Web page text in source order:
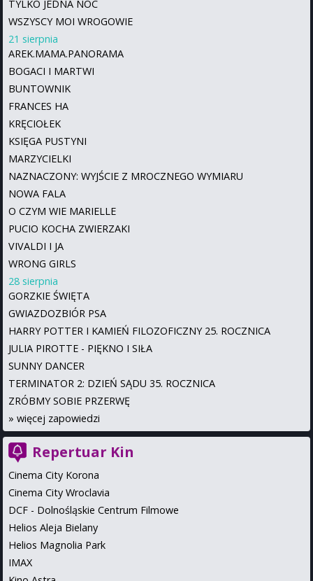
TYLKO JEDNA NOC
WSZYSCY MOI WROGOWIE
21 sierpnia
AREK.MAMA.PANORAMA
BOGACI I MARTWI
BUNTOWNIK
FRANCES HA
KRĘCIOŁEK
KSIĘGA PUSTYNI
MARZYCIELKI
NAZNACZONY: WYJŚCIE Z MROCZNEGO WYMIARU
NOWA FALA
O CZYM WIE MARIELLE
PUCIO KOCHA ZWIERZAKI
VIVALDI I JA
WRONG GIRLS
28 sierpnia
GORZKIE ŚWIĘTA
GWIAZDOZBIÓR PSA
HARRY POTTER I KAMIEŃ FILOZOFICZNY 25. ROCZNICA
JULIA PIROTTE - PIĘKNO I SIŁA
SUNNY DANCER
TERMINATOR 2: DZIEŃ SĄDU 35. ROCZNICA
ZRÓBMY SOBIE PRZERWĘ
» więcej zapowiedzi
Repertuar Kin
Cinema City Korona
Cinema City Wroclavia
DCF - Dolnośląskie Centrum Filmowe
Helios Aleja Bielany
Helios Magnolia Park
IMAX